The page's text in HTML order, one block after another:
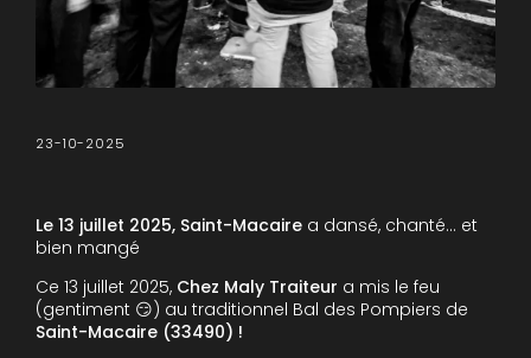
23-10-2025
Le 13 juillet 2025, Saint-Macaire a dansé, chanté… et
bien mangé
Ce 13 juillet 2025, Chez Maly Traiteur a mis le feu
(gentiment 😏) au traditionnel Bal des Pompiers de
Saint-Macaire (33490) !